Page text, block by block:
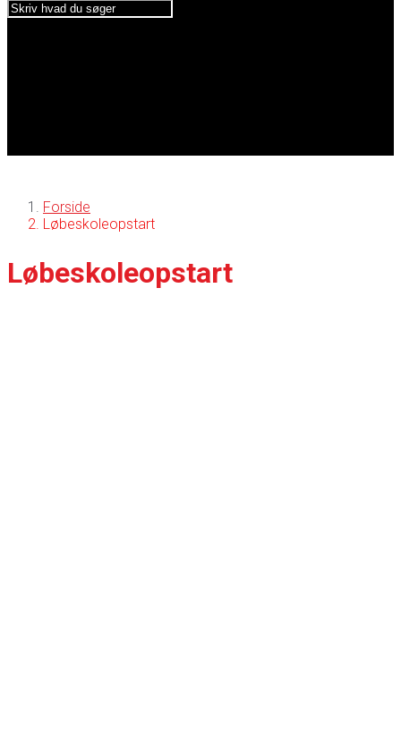
Forside
Løbeskoleopstart
Løbeskoleopstart